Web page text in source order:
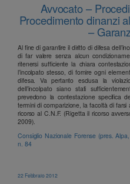
Avvocato –
Procedimento dinanzi
–
Al fine di garantire il diritto di difesa
di far valere senza alcun
ritenersi sufficiente la chiara
l’incolpato stesso, di fornire ogni
difesa. Va pertanto esclusa la
dell’incolpato siano stati
prevedono la contestazione specifica
termini di comparizione, la facoltà di
ricorso al C.N.F. (Rigetta il ricorso
2009).
Consiglio Nazionale Forense (pres.
n. 84
22 Febbraio 2012